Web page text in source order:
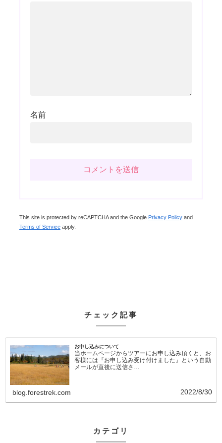
名前
This site is protected by reCAPTCHA and the Google Privacy Policy and
Terms of Service apply.
チェック記事
お申し込みについて
当ホームページからツアーにお申し込み頂くと、お
客様には『お申し込み受け付けました』という自動
メールが直後に送信さ…
blog.forestrek.com 2022/8/30
カテゴリ